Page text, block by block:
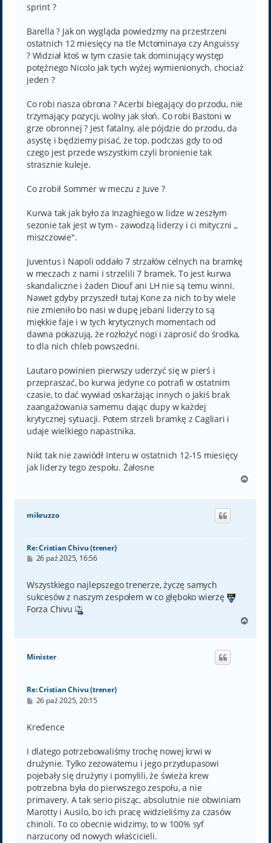
sprint ?
Barella ? Jak on wygląda powiedzmy na przestrzeni
ostatnich 12 miesięcy na tle Mctominaya czy Anguissy
? Widział ktoś w tym czasie tak dominujący występ
potężnego Nicolo jak tych wyżej wymienionych, chociaż
jeden ?
Co robi nasza obrona ? Acerbi biegający do przodu, nie
trzymający pozycji, wolny jak słoń. Co robi Bastoni w
grze obronnej ? Jest fatalny, ale pójdzie do przodu, da
asystę i będziemy pisać, że top, podczas gdy to od
czego jest przede wszystkim czyli bronienie tak
strasznie kuleje.
Co zrobił Sommer w meczu z Juve ?
Kurwa tak jak było za Inzaghiego w lidze w zeszłym
sezonie tak jest w tym - zawodzą liderzy i ci mityczni ,,
miszczowie".
Juventus i Napoli oddało 7 strzałów celnych na bramkę
w meczach z nami i strzelili 7 bramek. To jest kurwa
skandaliczne i żaden Diouf ani LH nie są temu winni.
Nawet gdyby przyszedł tutaj Kone za nich to by wiele
nie zmieniło bo nasi w dupę jebani liderzy to są
miękkie faje i w tych krytycznych momentach od
dawna pokazują, że rozłożyć nogi i zaprosić do środka,
to dla nich chleb powszedni.
Lautaro powinien pierwszy uderzyć się w pierś i
przepraszać, bo kurwa jedyne co potrafi w ostatnim
czasie, to dać wywiad oskarżając innych o jakiś brak
zaangażowania samemu dając dupy w każdej
krytycznej sytuacji. Potem strzeli bramkę z Cagliari i
udaje wielkiego napastnika.
Nikt tak nie zawiódł Interu w ostatnich 12-15 miesięcy
jak liderzy tego zespołu. Żałosne
g
mikruzzo
Re: Cristian Chivu (trener)
P
t
26 paź 2025, 16:56
Wszystkiego najlepszego trenerze, życzę samych
sukcesów z naszym zespołem w co głęboko wierzę
Forza Chivu
g
Minister
Re: Cristian Chivu (trener)
P
t
26 paź 2025, 20:15
Kredence
I dlatego potrzebowaliśmy trochę nowej krwi w
drużynie. Tylko zezowatemu i jego przydupasowi
pojebały się drużyny i pomylili, że świeża krew
potrzebna była do pierwszego zespołu, a nie
primavery. A tak serio pisząc, absolutnie nie obwiniam
Marotty i Ausilo, bo ich pracę widzieliśmy za czasów
chinoli. To co obecnie widzimy, to w 100% syf
narzucony od nowych właścicieli.